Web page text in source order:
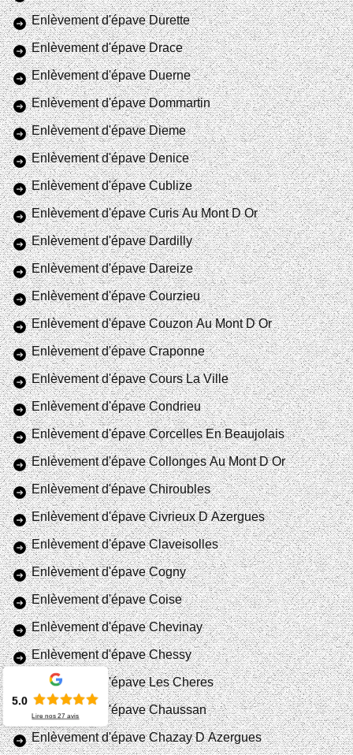
Enlèvement d'épave Durette
Enlèvement d'épave Drace
Enlèvement d'épave Duerne
Enlèvement d'épave Dommartin
Enlèvement d'épave Dieme
Enlèvement d'épave Denice
Enlèvement d'épave Cublize
Enlèvement d'épave Curis Au Mont D Or
Enlèvement d'épave Dardilly
Enlèvement d'épave Dareize
Enlèvement d'épave Courzieu
Enlèvement d'épave Couzon Au Mont D Or
Enlèvement d'épave Craponne
Enlèvement d'épave Cours La Ville
Enlèvement d'épave Condrieu
Enlèvement d'épave Corcelles En Beaujolais
Enlèvement d'épave Collonges Au Mont D Or
Enlèvement d'épave Chiroubles
Enlèvement d'épave Civrieux D Azergues
Enlèvement d'épave Claveisolles
Enlèvement d'épave Cogny
Enlèvement d'épave Coise
Enlèvement d'épave Chevinay
Enlèvement d'épave Chessy
Enlèvement d'épave Les Cheres
Enlèvement d'épave Chaussan
Enlèvement d'épave Chazay D Azergues
5.0
Lire nos27 avis